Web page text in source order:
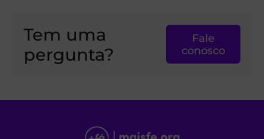
Tem uma
pergunta?
Fale
conosco